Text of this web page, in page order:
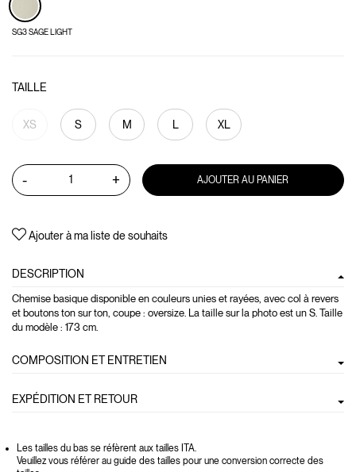
SG3 SAGE LIGHT
TAILLE
XS S M L XL
- + AJOUTER AU PANIER
Ajouter à ma liste de souhaits
DESCRIPTION
Chemise basique disponible en couleurs unies et rayées, avec col à revers
et boutons ton sur ton, coupe : oversize. La taille sur la photo est un S. Taille
du modèle : 173 cm.
COMPOSITION ET ENTRETIEN
EXPÉDITION ET RETOUR
Les tailles du bas se réfèrent aux tailles ITA.
Veuillez vous référer au guide des tailles pour une conversion correcte des